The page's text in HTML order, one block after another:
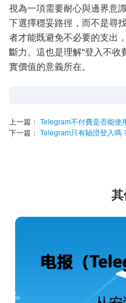
視為一項需要耐心與邊界意
下選擇穩妥路徑，而不是尋
者才能既避免不必要的支出
斷力。這也是理解“登入不收
實價值的意義所在。
上一篇： Telegram不付費是否能使
下一篇： Telegram只有驗證登入嗎
其